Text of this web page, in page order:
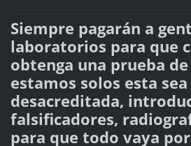
Siempre pagarán a
laboratorios para que
obtenga una prueba
estamos solos esta sea
desacreditada,
falsificadores,
para que todo vaya